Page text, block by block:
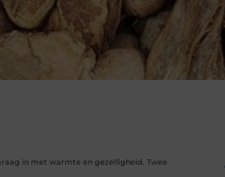
in met warmte en gezelligheid. Twee